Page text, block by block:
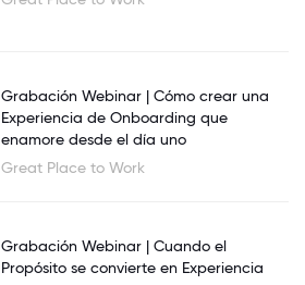
Grabación Webinar | Cómo crear una
Experiencia de Onboarding que
enamore desde el día uno
Great Place to Work
Grabación Webinar | Cuando el
Propósito se convierte en Experiencia